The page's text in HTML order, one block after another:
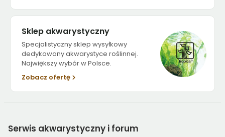
Sklep akwarystyczny
Specjalistyczny sklep wysyłkowy
dedykowany akwarystyce roślinnej.
Największy wybór w Polsce.
Zobacz ofertę
Serwis akwarystyczny i forum